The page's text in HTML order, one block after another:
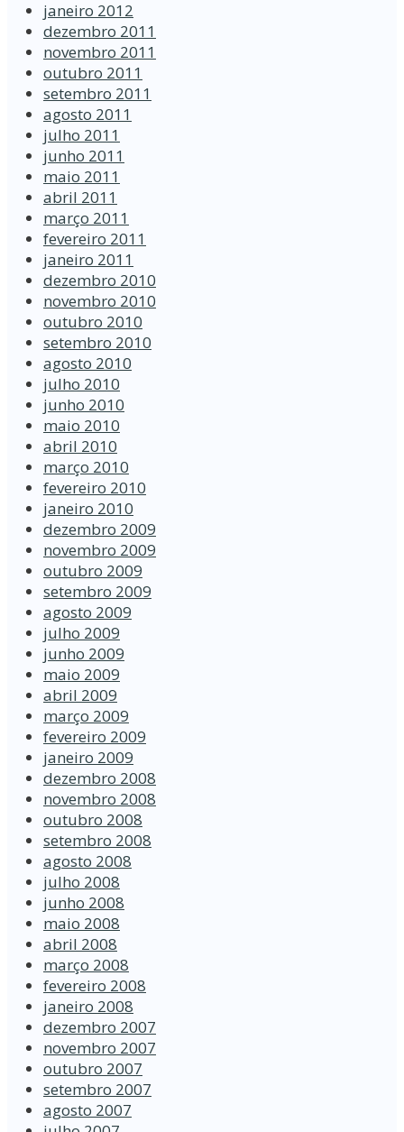
janeiro 2012
dezembro 2011
novembro 2011
outubro 2011
setembro 2011
agosto 2011
julho 2011
junho 2011
maio 2011
abril 2011
março 2011
fevereiro 2011
janeiro 2011
dezembro 2010
novembro 2010
outubro 2010
setembro 2010
agosto 2010
julho 2010
junho 2010
maio 2010
abril 2010
março 2010
fevereiro 2010
janeiro 2010
dezembro 2009
novembro 2009
outubro 2009
setembro 2009
agosto 2009
julho 2009
junho 2009
maio 2009
abril 2009
março 2009
fevereiro 2009
janeiro 2009
dezembro 2008
novembro 2008
outubro 2008
setembro 2008
agosto 2008
julho 2008
junho 2008
maio 2008
abril 2008
março 2008
fevereiro 2008
janeiro 2008
dezembro 2007
novembro 2007
outubro 2007
setembro 2007
agosto 2007